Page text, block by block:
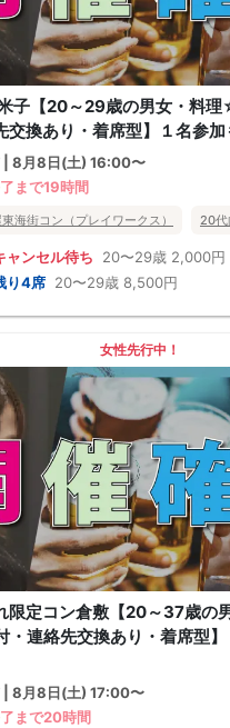
子【20～29歳の男女・料
交換あり・着席型】１名参
| 8月8日(土) 16:00〜
まで19時間
海街コン（プレイワークス） 20代
ャンセル待ち 20〜29歳 2,000円
り4席 20〜29歳 8,500円
女性先行中！
限定コン倉敷【20～37歳の
連絡先交換あり・着席型】
| 8月8日(土) 17:00〜
まで20時間